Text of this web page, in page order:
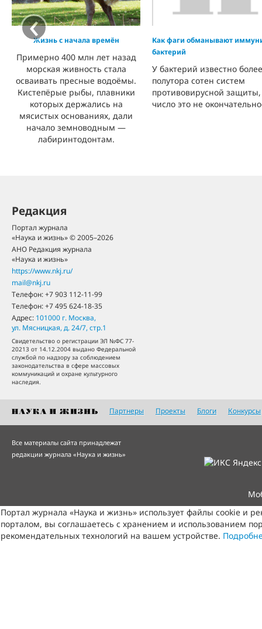
Жизнь с начала времён
Примерно 400 млн лет назад
морская живность стала
осваивать пресные водоёмы.
Кистепёрые рыбы, плавники
которых держались на
мясистых основаниях, дали
начало земноводным —
лабиринтодонтам.
Как фаги обманывают
бактерий
У бактерий известно более
полутора сотен систем
противовирусной
число это не
‹
Редакция
Портал журнала
«Наука и жизнь» © 2005–2026
АНО Редакция журнала
«Наука и жизнь»
https://www.nkj.ru/
mail@nkj.ru
Телефон:+7 903 112-11-99
Телефон:+7 495 624-18-35
Адрес: 101000 г. Москва,
ул. Мясницкая, д. 24/7, стр.1
Свидетельство о регистрации ЭЛ №ФС 77-
20213 от 14.12.2004 выдано Федеральной
службой по надзору за соблюдением
законодательства в сфере массовых
коммуникаций и охране культурного
наследия.
Партнеры Проекты Блоги Конкурсы
Все материалы сайта принадлежат
редакции журнала «Наука и жизнь»
Портал журнала «Наука и жизнь» использует файлы cookie и
порталом, вы соглашаетесь с хранением и использованием
рекомендательных технологий на вашем устройстве.